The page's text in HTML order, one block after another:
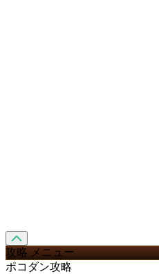
攻略 メニュー
ポコダン攻略